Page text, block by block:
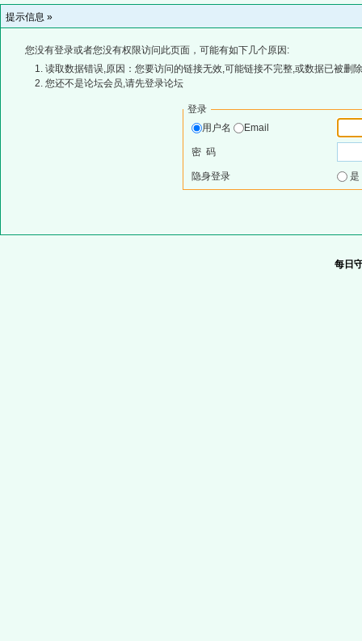
提示信息 »
您没有登录或者您没有权限访问此页面，可能有如下几个原因:
读取数据错误,原因：您要访问的链接无效,可能链接不完整,或数据已被删
您还不是论坛会员,请先登录论坛
登录
用户名
Email
密 码
隐身登录
每日